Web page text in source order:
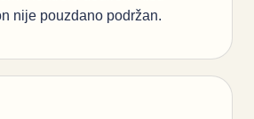
nije pouzdano podržan.